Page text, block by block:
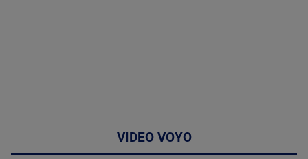
VIDEO VOYO